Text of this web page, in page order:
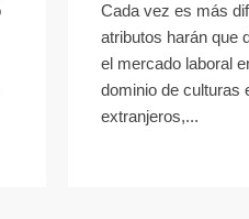
Cada vez es más
atributos harán que
el mercado laboral
dominio de culturas
extranjeros,...